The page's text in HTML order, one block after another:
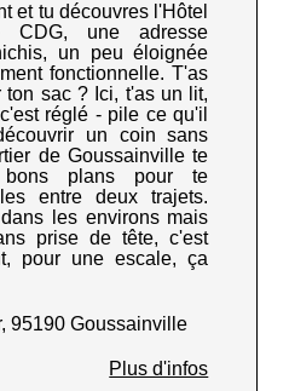
et tu découvres l'Hôtel
CDG, une adresse
un peu éloignée
fonctionnelle. T'as
sac ? Ici, t'as un lit,
réglé - pile ce qu'il
un coin sans
de Goussainville te
bons plans pour te
entre deux trajets.
les environs mais
prise de tête, c'est
pour une escale, ça
95190 Goussainville
Plus d'infos